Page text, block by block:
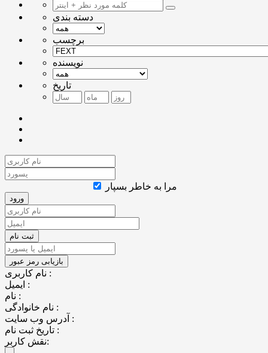
دسته بندی
برچسب
نویسنده
تاریخ
مرا به خاطر بسپار
نام کاربری :
ایمیل :
نام :
نام خانوادگی :
آدرس وب سایت :
تاریخ ثبت نام :
نقش کاربر: